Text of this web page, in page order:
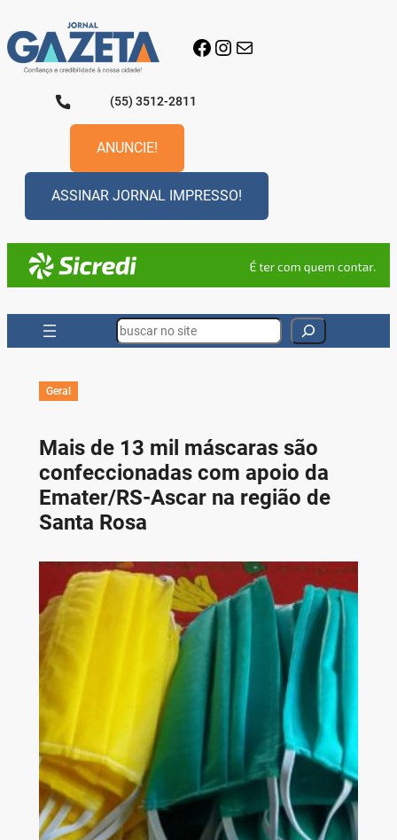
para
o
conteúdo
Facebook
Instagram
E-mail
(55) 3512-2811
ANUNCIE!
ASSINAR JORNAL IMPRESSO!
Search
Geral
Mais de 13 mil máscaras são
confeccionadas com apoio da
Emater/RS-Ascar na região de
Santa Rosa